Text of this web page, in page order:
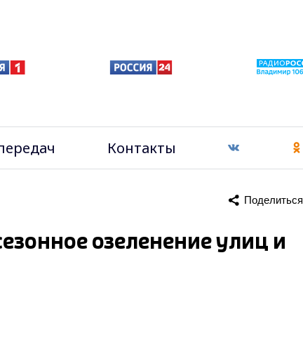
Контакты
Поделиться
озеленение улиц и